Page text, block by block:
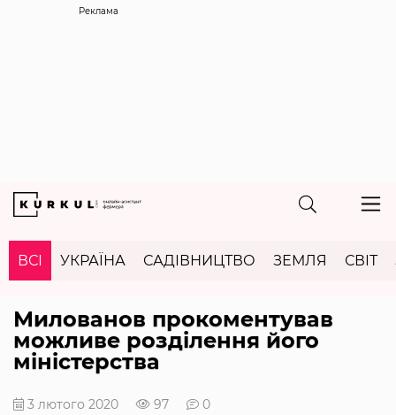
Реклама
ВСІ УКРАЇНА САДІВНИЦТВО ЗЕМЛЯ СВІТ
Милованов прокоментував
можливе розділення його
міністерства
3 лютого 2020 97 0